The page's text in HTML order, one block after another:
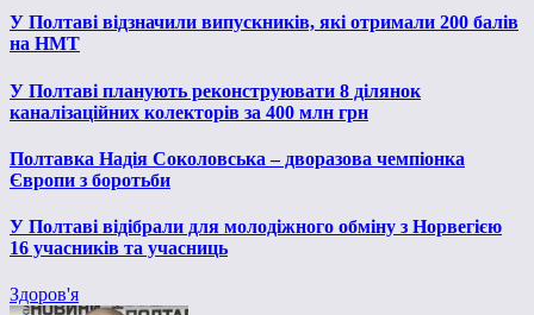
У Полтаві відзначили випускників, які отримали 200 балів
на НМТ
У Полтаві планують реконструювати 8 ділянок
каналізаційних колекторів за 400 млн грн
Полтавка Надія Соколовська – дворазова чемпіонка
Європи з боротьби
У Полтаві відібрали для молодіжного обміну з Норвегією
16 учасників та учасниць
Здоров'я